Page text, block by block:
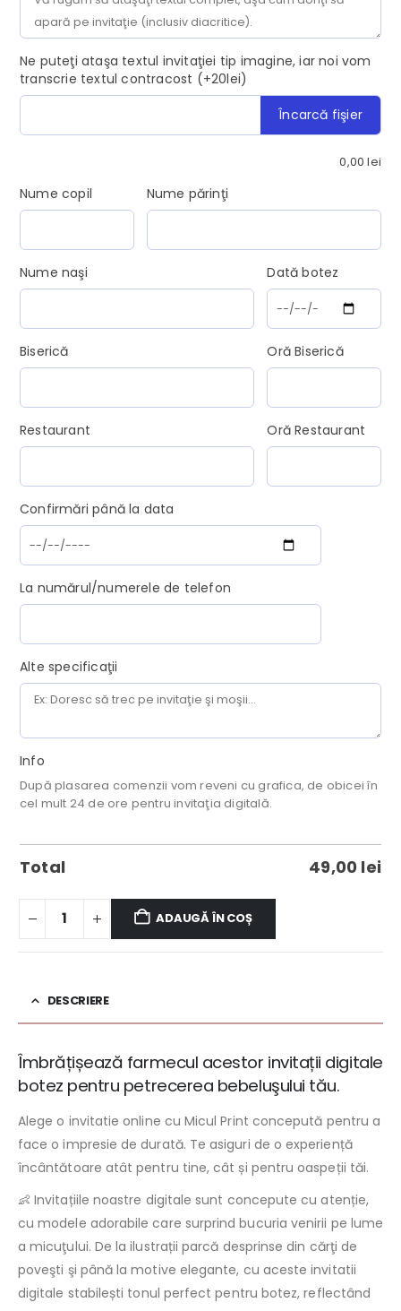
Ne puteţi ataşa textul invitaţiei tip imagine, iar noi vom
transcrie textul contracost (+20lei)
Încarcă fişier
0,00lei
Nume copil Nume părinţi
Nume naşi Dată botez
Biserică Oră Biserică
Restaurant Oră Restaurant
Confirmări până la data
La numărul/numerele de telefon
Alte specificaţii
Info
După plasarea comenzii vom reveni cu grafica, de obicei în
cel mult 24 de ore pentru invitaţia digitală.
Total 49,00 lei
ADAUGĂ ÎN COȘ
DESCRIERE
Îmbrățișează farmecul acestor invitații digitale
botez pentru petrecerea bebeluşului tău.
Alege o invitatie online cu Micul Print concepută pentru a
face o impresie de durată. Te asiguri de o experiență
încântătoare atât pentru tine, cât și pentru oaspeții tăi.
👶 Invitațiile noastre digitale sunt concepute cu atenție,
cu modele adorabile care surprind bucuria venirii pe lume
a micuţului. De la ilustrații parcă desprinse din cărţi de
poveşti şi până la motive elegante, cu aceste invitatii
digitale stabilești tonul perfect pentru botez, reflectând